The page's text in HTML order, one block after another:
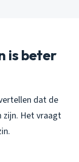
is beter
dat de
zijn. Het vraagt